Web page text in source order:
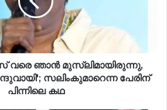
വരെ ഞാൻ മുസ്‌ലിമായിരുന്നു,
സലിംകുമാറെന്ന പേരിന്
പിന്നിലെ കഥ